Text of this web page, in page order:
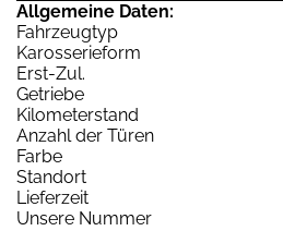
Allgemeine Daten:
Fahrzeugtyp
Karosserieform
Erst-Zul.
Getriebe
Kilometerstand
Anzahl der Türen
Farbe
Standort
Lieferzeit
Unsere Nummer